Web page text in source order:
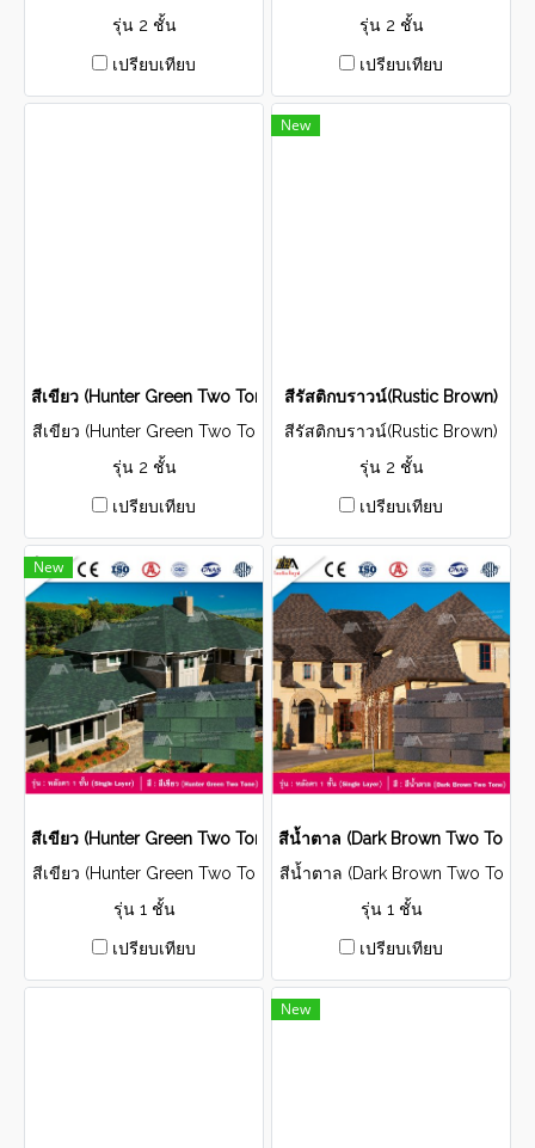
รุ่น 2 ชั้น
เปรียบเทียบ
รุ่น 2 ชั้น
เปรียบเทียบ
สีเขียว (Hunter Green Two Tone)
สีเขียว (Hunter Green Two To
ne)
รุ่น 2 ชั้น
เปรียบเทียบ
New
สีรัสติกบราวน์(Rustic Brown)
สีรัสติกบราวน์(Rustic Brown)
รุ่น 2 ชั้น
เปรียบเทียบ
New
สีเขียว (Hunter Green Two Tone) รุ่น Single Layer
สีเขียว (Hunter Green Two To
ne) รุ่น Single Layer
รุ่น 1 ชั้น
เปรียบเทียบ
สีน้ำตาล (Dark Brown Two Tone)
สีน้ำตาล (Dark Brown Two To
ne) รุ่น Single Layer
รุ่น 1 ชั้น
เปรียบเทียบ
New